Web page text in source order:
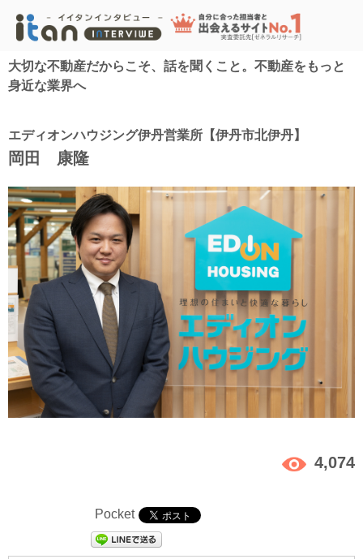
大切な不動産だからこそ、話を聞くこと。不動産をもっと
身近な業界へ
エディオンハウジング伊丹営業所【伊丹市北伊丹】
岡田 康隆
4,074
Pocket